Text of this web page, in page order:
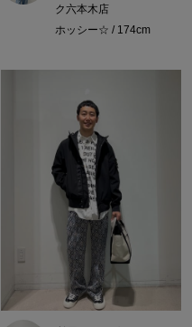
ク六本木店
ホッシー☆ / 174cm